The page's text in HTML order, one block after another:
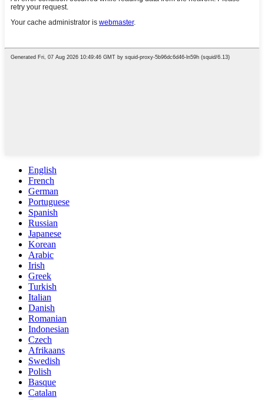
English
French
German
Portuguese
Spanish
Russian
Japanese
Korean
Arabic
Irish
Greek
Turkish
Italian
Danish
Romanian
Indonesian
Czech
Afrikaans
Swedish
Polish
Basque
Catalan